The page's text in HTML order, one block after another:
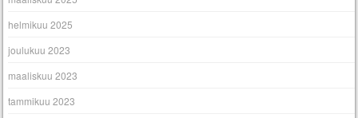
helmikuu 2025
joulukuu 2023
maaliskuu 2023
tammikuu 2023